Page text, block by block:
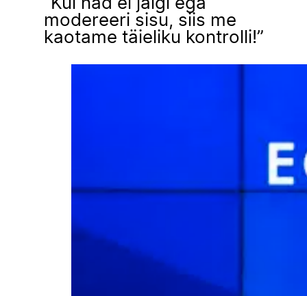
“Kui nad ei jälgi ega
modereeri sisu, siis me
kaotame täieliku kontrolli!”